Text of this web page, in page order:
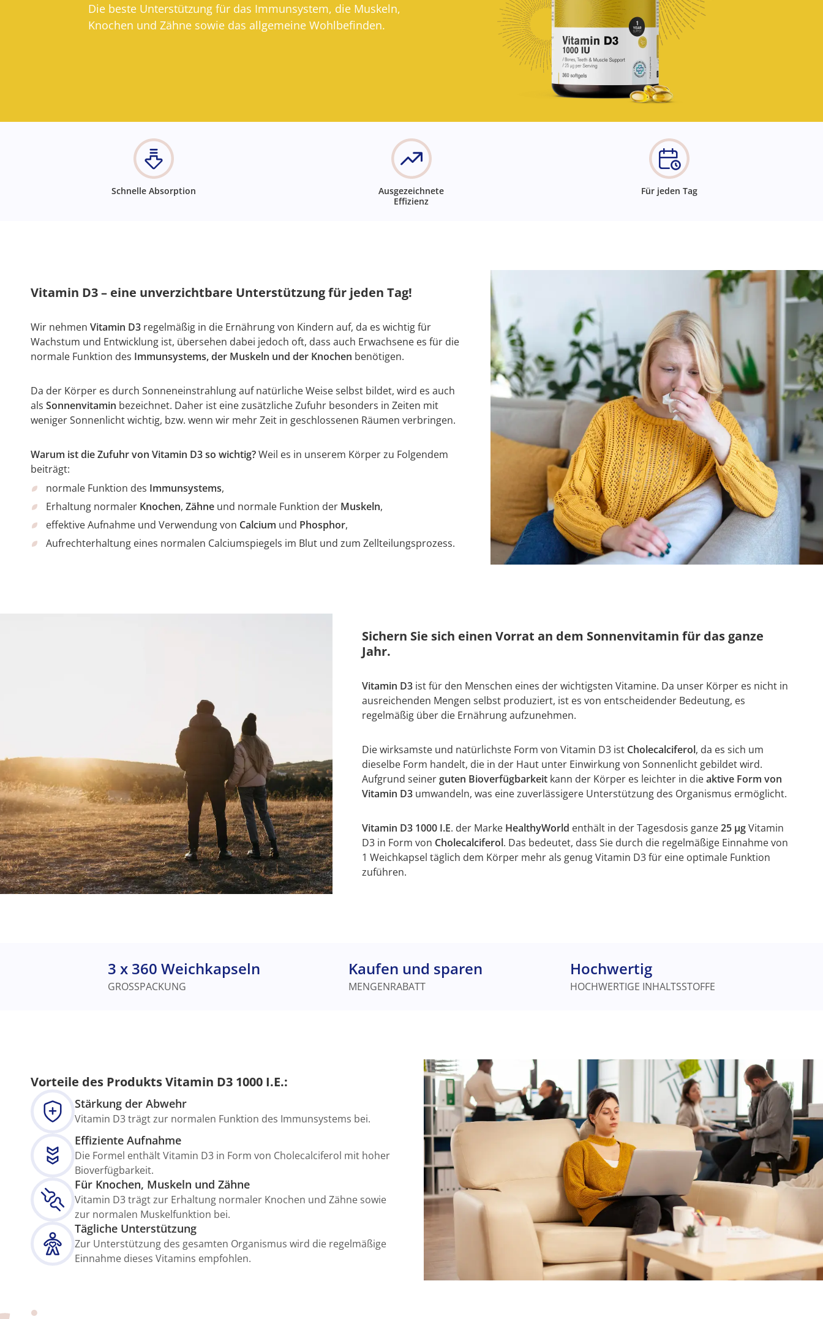
Die beste Unterstützung für das Immunsystem, die Muskeln,
Knochen und Zähne sowie das allgemeine Wohlbefinden.
Schnelle Absorption
Ausgezeichnete
Effizienz
Für jeden Tag
Vitamin D3 – eine unverzichtbare Unterstützung für jeden Tag!
Wir nehmen Vitamin D3 regelmäßig in die Ernährung von Kindern auf, da es wichtig für
Wachstum und Entwicklung ist, übersehen dabei jedoch oft, dass auch Erwachsene es für die
normale Funktion des Immunsystems, der Muskeln und der Knochen benötigen.
Da der Körper es durch Sonneneinstrahlung auf natürliche Weise selbst bildet, wird es auch
als Sonnenvitamin bezeichnet. Daher ist eine zusätzliche Zufuhr besonders in Zeiten mit
weniger Sonnenlicht wichtig, bzw. wenn wir mehr Zeit in geschlossenen Räumen verbringen.
Warum ist die Zufuhr von Vitamin D3 so wichtig?Weil es in unserem Körper zu Folgendem
beiträgt:
normale Funktion des Immunsystems,
Erhaltung normaler Knochen, Zähne und normale Funktion der Muskeln,
effektive Aufnahme und Verwendung von Calcium und Phosphor,
Aufrechterhaltung eines normalen Calciumspiegels im Blut und zum Zellteilungsprozess.
Sichern Sie sich einen Vorrat an dem Sonnenvitamin für das ganze
Jahr.
Vitamin D3 ist für den Menschen eines der wichtigsten Vitamine. Da unser Körper es nicht in
ausreichenden Mengen selbst produziert, ist es von entscheidender Bedeutung, es
regelmäßig über die Ernährung aufzunehmen.
Die wirksamste und natürlichste Form von Vitamin D3 ist Cholecalciferol, da es sich um
dieselbe Form handelt, die in der Haut unter Einwirkung von Sonnenlicht gebildet wird.
Aufgrund seinerguten Bioverfügbarkeit kann der Körper es leichter in dieaktive Form von
Vitamin D3 umwandeln, was eine zuverlässigere Unterstützung des Organismus ermöglicht.
Vitamin D3 1000 I.E. der Marke HealthyWorld enthält in der Tagesdosis ganze25 µgVitamin
D3 in Form von Cholecalciferol. Das bedeutet, dass Sie durch die regelmäßige Einnahme von
1 Weichkapsel täglich dem Körper mehr als genug Vitamin D3 für eine optimale Funktion
zuführen.
3 x 360 Weichkapseln
GROSSPACKUNG
Kaufen und sparen
MENGENRABATT
Hochwertig
HOCHWERTIGE INHALTSSTOFFE
Vorteile des Produkts Vitamin D3 1000 I.E.:
Stärkung der Abwehr
Vitamin D3 trägt zur normalen Funktion des Immunsystems bei.
Effiziente Aufnahme
Die Formel enthält Vitamin D3 in Form von Cholecalciferol mit hoher
Bioverfügbarkeit.
Für Knochen, Muskeln und Zähne
Vitamin D3 trägt zur Erhaltung normaler Knochen und Zähne sowie
zur normalen Muskelfunktion bei.
Tägliche Unterstützung
Zur Unterstützung des gesamten Organismus wird die regelmäßige
Einnahme dieses Vitamins empfohlen.